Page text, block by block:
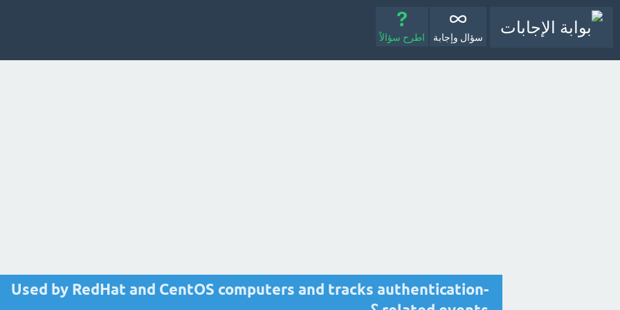
سؤال وإجابة اطرح سؤالاً
Used by RedHat and CentOS computers and tracks authentication-